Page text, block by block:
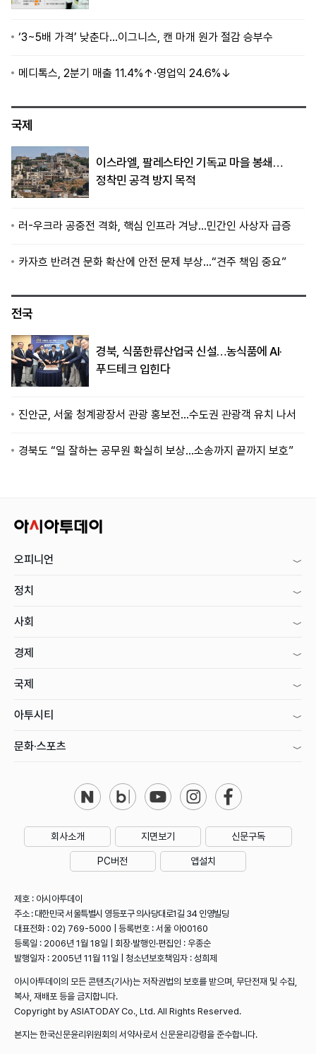
‘3~5배 가격’ 낮춘다…이그니스, 캔 마개 원가 절감 승부수
메디톡스, 2분기 매출 11.4%↑·영업익 24.6%↓
국제
이스라엘, 팔레스타인 기독교 마을 봉쇄…
정착민 공격 방지 목적
러-우크라 공중전 격화, 핵심 인프라 겨냥…민간인 사상자 급증
카자흐 반려견 문화 확산에 안전 문제 부상…“견주 책임 중요”
전국
경북, 식품한류산업국 신설…농식품에 AI·
푸드테크 입힌다
진안군, 서울 청계광장서 관광 홍보전…수도권 관광객 유치 나서
경북도 “일 잘하는 공무원 확실히 보상…소송까지 끝까지 보호”
오피니언
정치
사회
경제
국제
아투시티
문화·스포츠
회사소개 지면보기 신문구독
PC버전 앱설치
제호 : 아시아투데이
주소 : 대한민국 서울특별시 영등포구 의사당대로1길 34 인영빌딩
대표전화 : 02) 769-5000 | 등록번호 : 서울 아00160
등록일 : 2006년 1월 18일 | 회장·발행인·편집인 : 우종순
발행일자 : 2005년 11월 11일 | 청소년보호책임자 : 성희제
아시아투데이의 모든 콘텐츠(기사)는 저작권법의 보호를 받으며, 무단전재 및 수집,
복사, 재배포 등을 금지합니다.
Copyright by ASIATODAY Co., Ltd. All Rights Reserved.
본지는 한국신문윤리위원회의 서약사로서 신문윤리강령을 준수합니다.